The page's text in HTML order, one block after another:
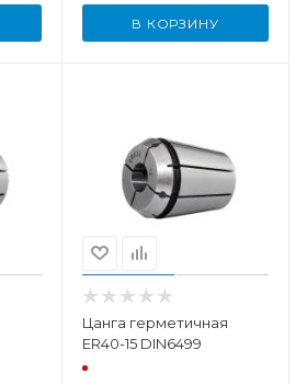
В КОРЗИНУ
Цанга герметичная
ER40-15 DIN6499